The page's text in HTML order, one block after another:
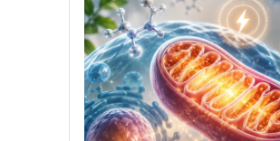
devamında bulabilirsiniz.